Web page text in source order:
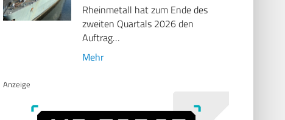
Rheinmetall hat zum Ende des
zweiten Quartals 2026 den
Auftrag…
Mehr
Anzeige